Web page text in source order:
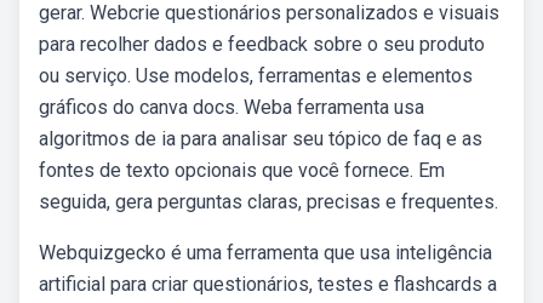
gerar. Webcrie questionários personalizados e visuais
para recolher dados e feedback sobre o seu produto
ou serviço. Use modelos, ferramentas e elementos
gráficos do canva docs. Weba ferramenta usa
algoritmos de ia para analisar seu tópico de faq e as
fontes de texto opcionais que você fornece. Em
seguida, gera perguntas claras, precisas e frequentes.
Webquizgecko é uma ferramenta que usa inteligência
artificial para criar questionários, testes e flashcards a